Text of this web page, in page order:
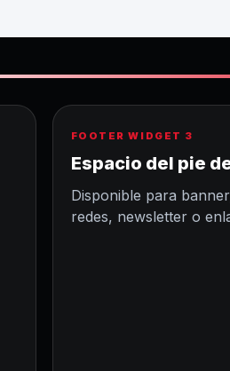
FOOTER WIDGET 3
Espacio del pie
Disponible para
redes, newsletter o